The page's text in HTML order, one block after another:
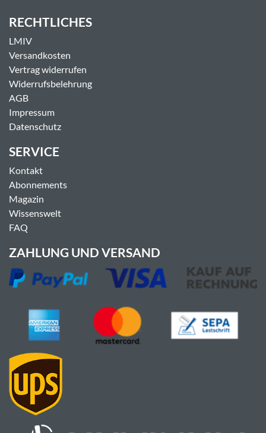
RECHTLICHES
LMIV
Versandkosten
Vertrag widerrufen
Widerrufsbelehrung
AGB
Impressum
Datenschutz
SERVICE
Kontakt
Abonnements
Magazin
Wissenswelt
FAQ
ZAHLUNG UND VERSAND